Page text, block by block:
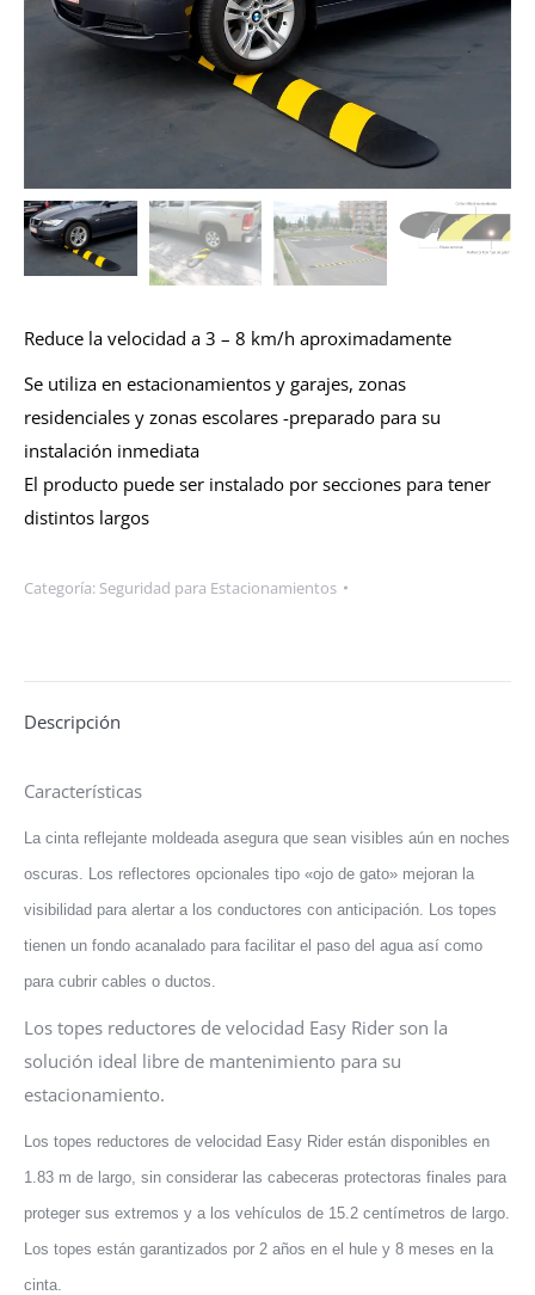
Reduce la velocidad a 3 – 8 km/h aproximadamente
Se utiliza en estacionamientos y garajes, zonas
residenciales y zonas escolares -preparado para su
instalación inmediata
El producto puede ser instalado por secciones para tener
distintos largos
Categoría: Seguridad para Estacionamientos
Descripción
Características
La cinta reflejante moldeada asegura que sean visibles aún en noches
oscuras. Los reflectores opcionales tipo «ojo de gato» mejoran la
visibilidad para alertar a los conductores con anticipación. Los topes
tienen un fondo acanalado para facilitar el paso del agua así como
para cubrir cables o ductos.
Los topes reductores de velocidad Easy Rider son la
solución ideal libre de mantenimiento para su
estacionamiento.
Los topes reductores de velocidad Easy Rider están disponibles en
1.83 m de largo, sin considerar las cabeceras protectoras finales para
proteger sus extremos y a los vehículos de 15.2 centímetros de largo.
Los topes están garantizados por 2 años en el hule y 8 meses en la
cinta.